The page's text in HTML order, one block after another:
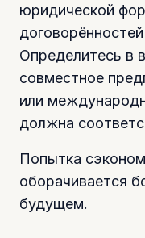
юридической
Определитесь в
совместное
или
должна
Попытка
оборачивается
будущем.